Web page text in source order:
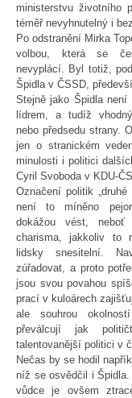
ministerstvu životního
téměř nevyhnutelný i
Po odstranění Mirka
volbou, která se
nevyplácí. Byl totiž,
Špidla v ČSSD,
Stejně jako Špidla není
lídrem, a tudíž
nebo předsedu strany.
jen o stranickém
minulosti i politici
Cyril Svoboda v KDU-
Označení politik „druhé
není to míněno
dokážou vést,
charisma, jakkoliv to
lidsky snesitelní.
zúřadovat, a proto
jsou svou povahou
prací v kuloárech
ale souhrou
převálcují jak
talentovanější politici v
Nečas by se hodil
níž se osvědčil i
vůdce je ovšem